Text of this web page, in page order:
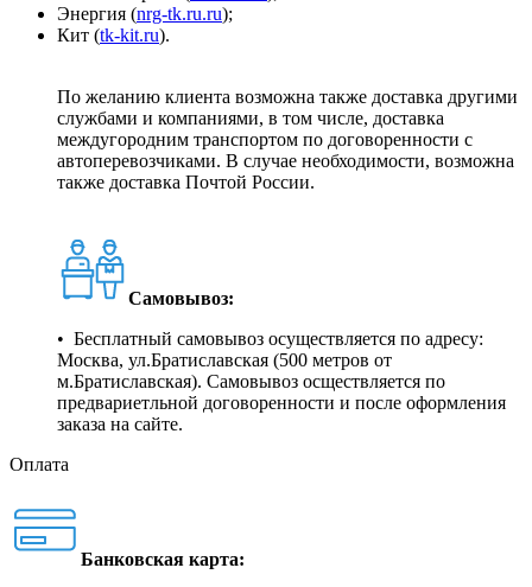
Энергия (nrg-tk.ru.ru);
Кит (tk-kit.ru).
По желанию клиента возможна также доставка другими
службами и компаниями, в том числе, доставка
междугородним транспортом по договоренности с
автоперевозчиками. В случае необходимости, возможна
также доставка Почтой России.
Самовывоз:
• Бесплатный самовывоз осуществляется по адресу:
Москва, ул.Братиславская (500 метров от
м.Братиславская). Самовывоз осществляется по
предвариетльной договоренности и после оформления
заказа на сайте.
Оплата
Банковская карта: